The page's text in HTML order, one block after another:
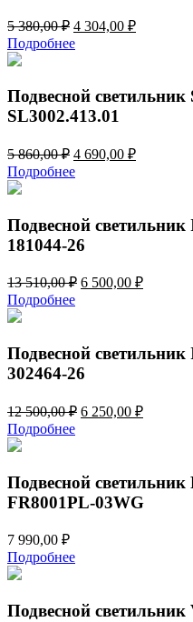
5 380,00₽ Первоначальная
цена
составляла
380,00 ₽.
4 304,00 ₽Текущая
Подробнее
Подвесной светильник
SL3002.413.01
5 860,00₽ Первоначальная
цена
составляла
860,00 ₽.
4 690,00 ₽Текущая
Подробнее
Подвесной
181044-26
13 510,00₽ Первоначальная
510,00 ₽.
6 500,00 ₽Текущая
Подробнее
Подвесной
302464-26
12 500,00₽ Первоначальная
500,00 ₽.
6 250,00 ₽Текущая
Подробнее
Подвесной
FR8001PL-03WG
7 990,00 ₽
Подробнее
Подвесной светильник